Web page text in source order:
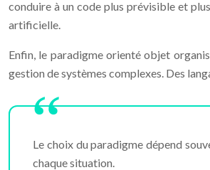
conduire à un code plus prévisible et
artificielle.
Enfin, le paradigme orienté objet
gestion de systèmes complexes. Des
Le choix du paradigme dépend
chaque situation.